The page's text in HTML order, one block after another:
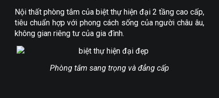
Nội thất phòng tắm của biệt thự hiện đại 2 tầng cao cấp,
tiêu chuẩn hợp với phong cách sống của người châu âu,
không gian riêng tư của gia đình.
Phòng tắm sang trọng và đẳng cấp